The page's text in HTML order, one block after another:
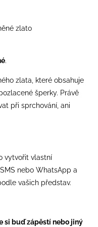
zlato
.
zlata, které obsahuje
šperky. Právě
při sprchování, ani
vytvořit vlastní
nebo WhatsApp a
vašich představ.
si buď zápěstí nebo jiný